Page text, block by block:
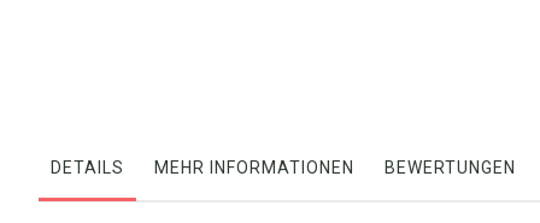
DETAILS MEHR INFORMATIONEN BEWERTUNGEN